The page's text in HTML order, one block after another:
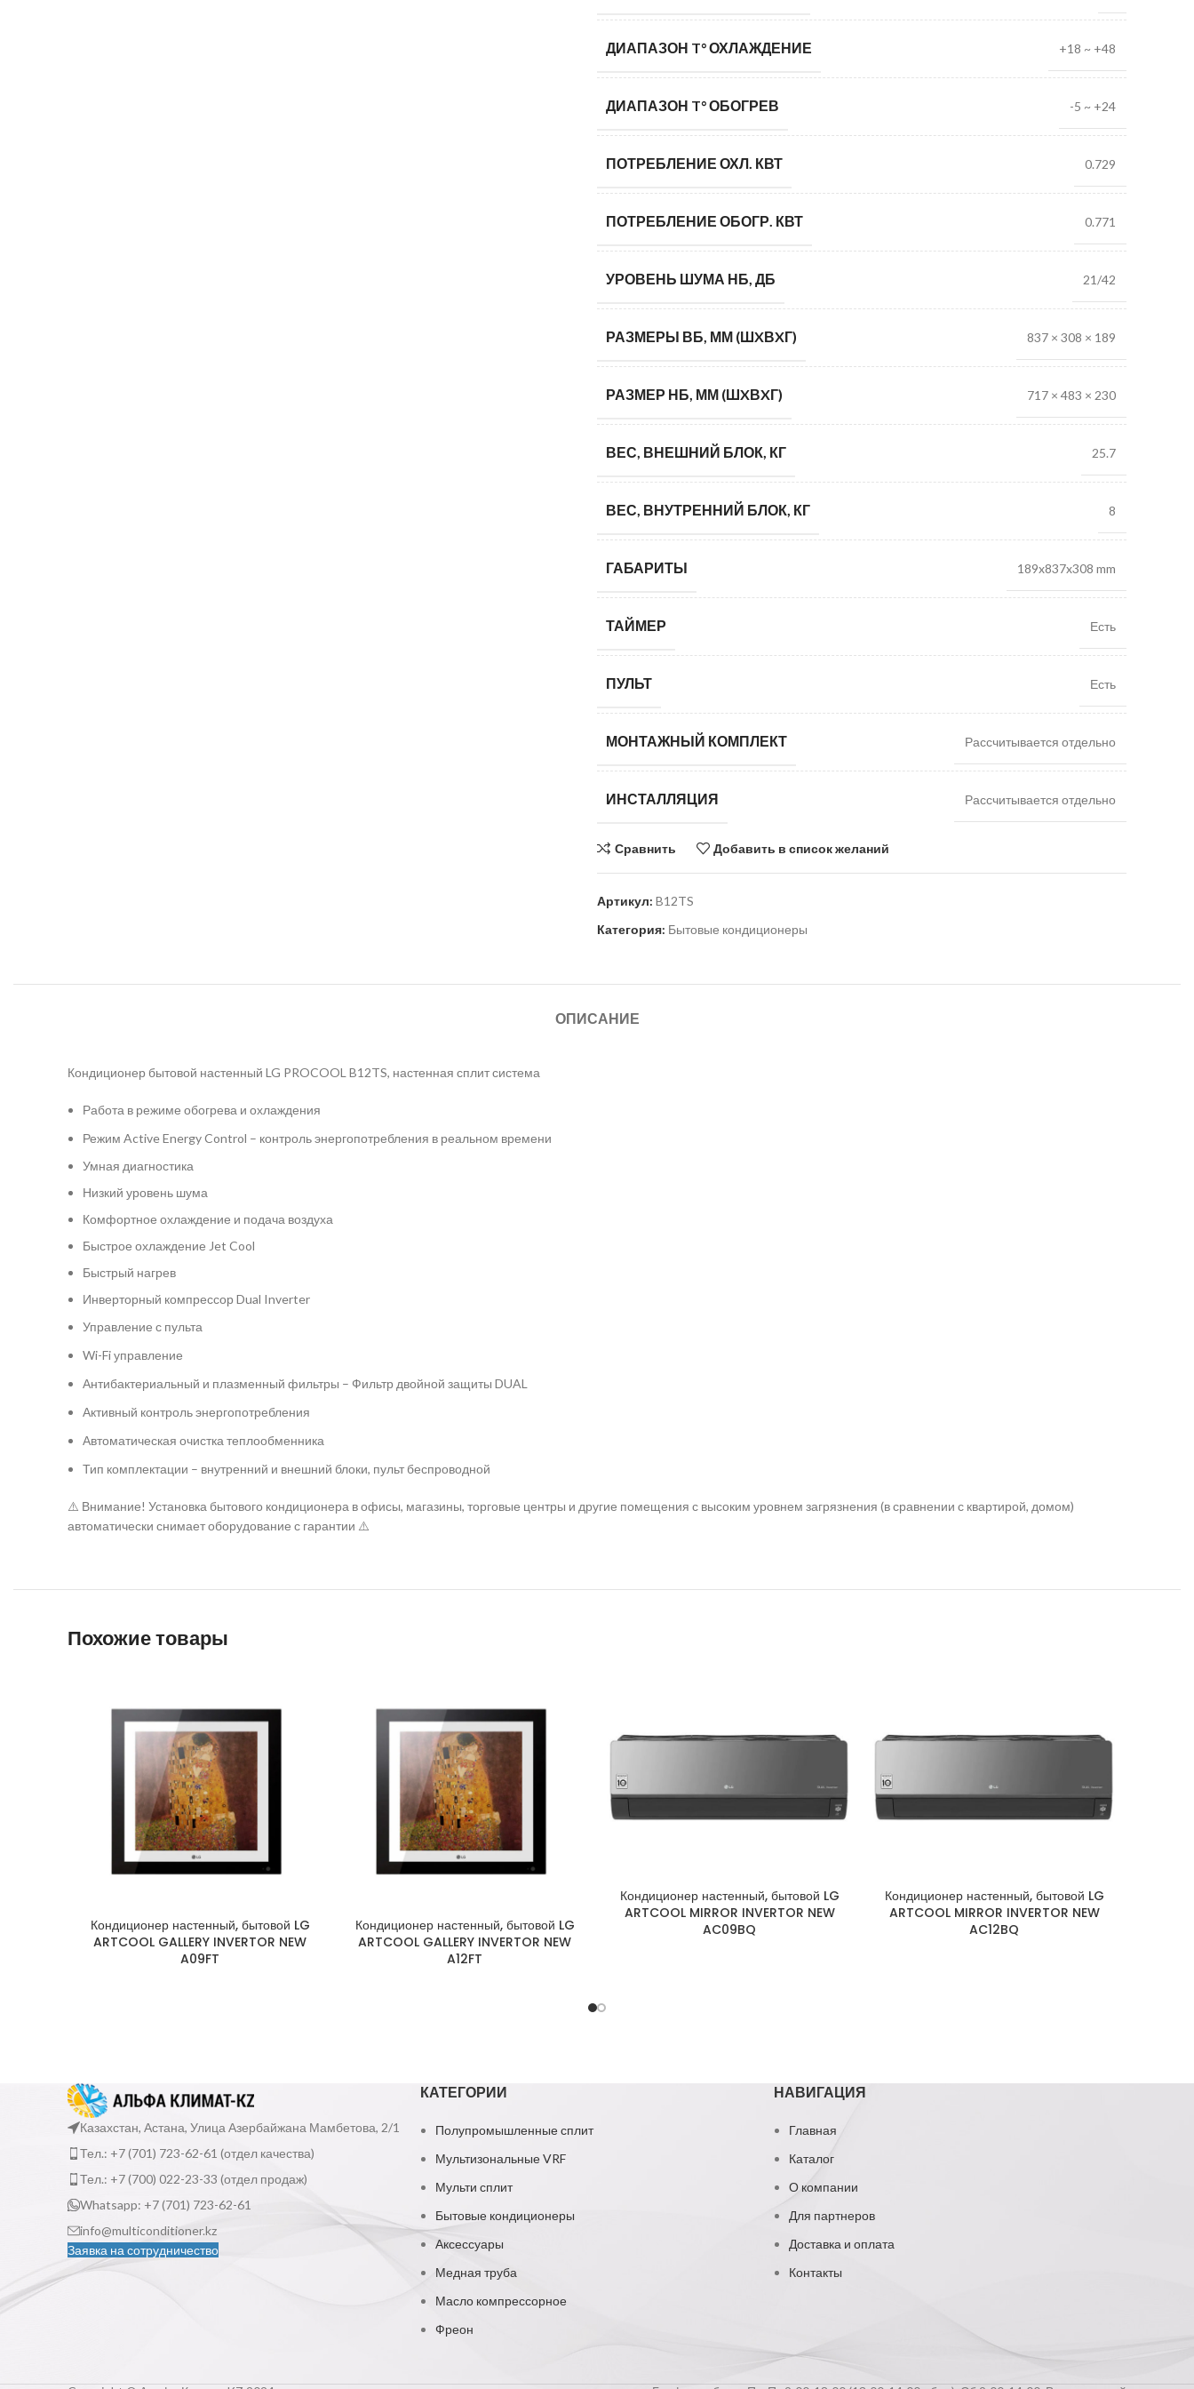
ДИАПАЗОН T° ОХЛАЖДЕНИЕ +18 ~ +48
ДИАПАЗОН T° ОБОГРЕВ -5 ~ +24
ПОТРЕБЛЕНИЕ ОХЛ. КВТ 0.729
ПОТРЕБЛЕНИЕ ОБОГР. КВТ 0.771
УРОВЕНЬ ШУМА НБ, ДБ 21/42
РАЗМЕРЫ ВБ, ММ (ШXВXГ) 837 × 308 × 189
РАЗМЕР НБ, ММ (ШXВXГ) 717 × 483 × 230
ВЕС, ВНЕШНИЙ БЛОК, КГ 25.7
ВЕС, ВНУТРЕННИЙ БЛОК, КГ 8
ГАБАРИТЫ 189x837x308 mm
ТАЙМЕР Есть
ПУЛЬТ Есть
МОНТАЖНЫЙ КОМПЛЕКТ Рассчитывается отдельно
ИНСТАЛЛЯЦИЯ Рассчитывается отдельно
Сравнить Добавить в список желаний
Артикул: B12TS
Категория: Бытовые кондиционеры
ОПИСАНИЕ
Кондиционер бытовой настенный LG PROCOOL B12TS, настенная сплит система
Работа в режиме обогрева и охлаждения️
Режим Active Energy Control – контроль энергопотребления в реальном времени
Умная диагностика
Низкий уровень шума
Комфортное охлаждение и подача воздуха
Быстрое охлаждение Jet Cool
Быстрый нагрев
Инверторный компрессор Dual Inverter
Управление с пульта
Wi-Fi управление
Антибактериальный и плазменный фильтры – Фильтр двойной защиты DUAL
Активный контроль энергопотребления
Автоматическая очистка теплообменника
Тип комплектации – внутренний и внешний блоки, пульт беспроводной
⚠️ Внимание! Установка бытового кондиционера в офисы, магазины, торговые центры и другие помещения с высоким уровнем загрязнения (в сравнении с квартирой, домом)
автоматически снимает оборудование с гарантии ⚠️
Похожие товары
Кондиционер настенный, бытовой LG
ARTCOOL GALLERY INVERTOR NEW
A09FT
Кондиционер настенный, бытовой LG
ARTCOOL GALLERY INVERTOR NEW
A12FT
Кондиционер настенный, бытовой LG
ARTCOOL MIRROR INVERTOR NEW
AC09BQ
Кондиционер настенный, бытовой LG
ARTCOOL MIRROR INVERTOR NEW
AC12BQ
Казахстан, Астана, Улица Азербайжана Мамбетова, 2/1
Тел.: +7 (701) 723-62-61 (отдел качества)
Тел.: +7 (700) 022-23-33 (отдел продаж)
Whatsapp: +7 (701) 723-62-61
info@multiconditioner.kz
Заявка на сотрудничество
КАТЕГОРИИ
Полупромышленные сплит
Мультизональные VRF
Мульти сплит
Бытовые кондиционеры
Аксессуары
Медная труба
Масло компрессорное
Фреон
НАВИГАЦИЯ
Главная
Каталог
О компании
Для партнеров
Доставка и оплата
Контакты